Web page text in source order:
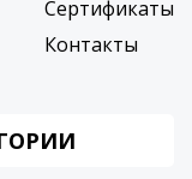
Сертификаты
Контакты